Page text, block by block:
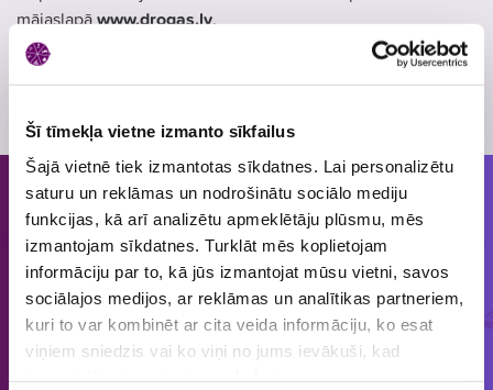
Šī tīmekļa vietne izmanto sīkfailus
Šajā vietnē tiek izmantotas sīkdatnes. Lai personalizētu
saturu un reklāmas un nodrošinātu sociālo mediju
funkcijas, kā arī analizētu apmeklētāju plūsmu, mēs
izmantojam sīkdatnes. Turklāt mēs koplietojam
informāciju par to, kā jūs izmantojat mūsu vietni, savos
sociālajos medijos, ar reklāmas un analītikas partneriem,
kuri to var kombinēt ar cita veida informāciju, ko esat
viņiem sniedzis vai ko viņi no jums ievākuši, kad
mājaslapāwww.drogas.lv.
Skatītloterijas noteikumus
Cilvēkiem patīk piedalīties loterijās
un mums tās organizēt!
ORGANIZĒJĀM
1858
loterijas
149 643
laimētājus
IZSNIEDZĀM
4 545 034
vērtas balvas